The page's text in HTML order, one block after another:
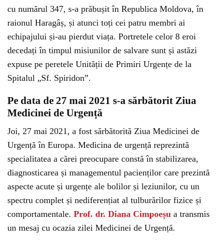
cu numărul 347, s-a prăbușit în Republica Moldova, în
raionul Haragâș, și atunci toți cei patru membri ai
echipajului și-au pierdut viața. Portretele celor 8 eroi
decedați în timpul misiunilor de salvare sunt și astăzi
expuse pe peretele Unității de Primiri Urgențe de la
Spitalul „Sf. Spiridon”.
Pe data de 27 mai 2021 s-a sărbătorit Ziua
Medicinei de Urgență
Joi, 27 mai 2021, a fost sărbătorită Ziua Medicinei de
Urgență în Europa. Medicina de urgență reprezintă
specialitatea a cărei preocupare constă în stabilizarea,
diagnosticarea și managementul pacienților care prezintă
aspecte acute și urgențe ale bolilor și leziunilor, cu un
spectru complet și nediferențiat al tulburărilor fizice și
comportamentale. Prof. dr. Diana Cimpoeșu a transmis
un mesaj cu ocazia zilei Medicinei de Urgență.